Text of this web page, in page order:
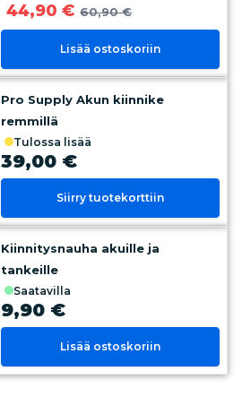
44,90 € 60,90 €
Lisää ostoskoriin
Pro Supply Akun kiinnike
remmillä
tulossa lisää
39,00 €
Siirry tuotekorttiin
Kiinnitysnauha akuille ja
tankeille
saatavilla
9,90 €
Lisää ostoskoriin